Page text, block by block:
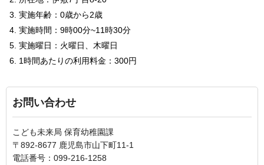
実施年齢：0歳から2歳
実施時間：9時00分~11時30分
実施曜日：火曜日、木曜日
1時間あたりの利用料金：300円
お問い合わせ
こども未来局 保育幼稚園課
〒892-8677 鹿児島市山下町11-1
電話番号：099-216-1258